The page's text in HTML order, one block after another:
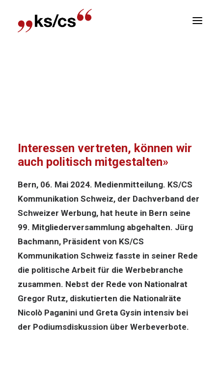
Interessen vertreten, können wir
auch politisch mitgestalten»
Bern, 06. Mai 2024. Medienmitteilung. KS/CS
Kommunikation Schweiz, der Dachverband der
Schweizer Werbung, hat heute in Bern seine
99. Mitgliederversammlung abgehalten. Jürg
Bachmann, Präsident von KS/CS
Kommunikation Schweiz fasste in seiner Rede
die politische Arbeit für die Werbebranche
zusammen. Nebst der Rede von Nationalrat
Gregor Rutz, diskutierten die Nationalräte
Nicolò Paganini und Greta Gysin intensiv bei
der Podiumsdiskussion über Werbeverbote.